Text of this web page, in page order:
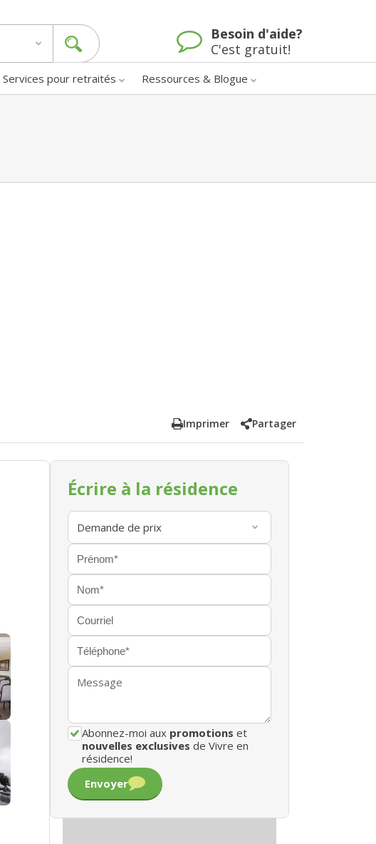
Besoin d'aide?
C'est gratuit!
Services pour retraités Ressources & Blogue
Imprimer Partager
Écrire à la résidence
Abonnez-moi aux promotions et
nouvelles exclusives de Vivre en
résidence!
Envoyer